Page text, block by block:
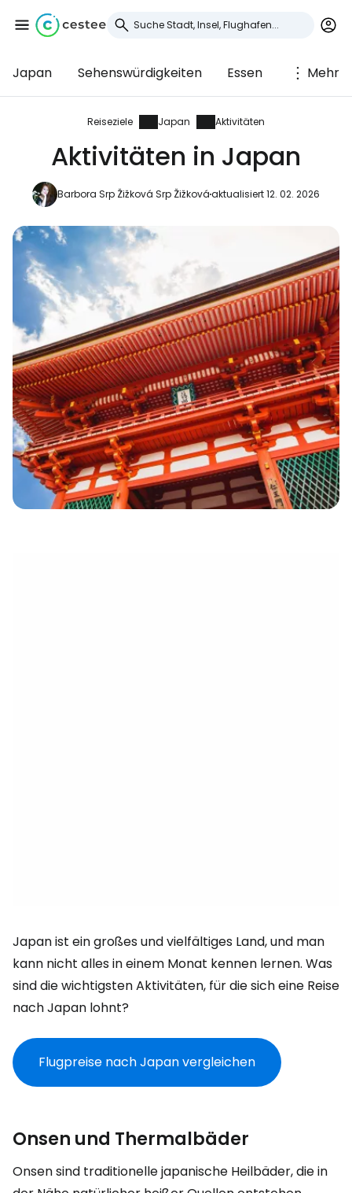
Japan Sehenswürdigkeiten Essen Mehr
Reiseziele Japan Aktivitäten
Aktivitäten in Japan
Barbora Srp Žižková Srp Žižkováaktualisiert 12. 02. 2026
Japan ist ein großes und vielfältiges Land, und man
kann nicht alles in einem Monat kennen lernen. Was
sind die wichtigsten Aktivitäten, für die sich eine Reise
nach Japan lohnt?
Flugpreise nach Japan vergleichen
Onsen und Thermalbäder
Onsen sind traditionelle japanische Heilbäder, die in
Anmeldung bei
Cestee
... die weltweite Reise-Community
Weiter mit Facebook
Weiter mit E-Mail